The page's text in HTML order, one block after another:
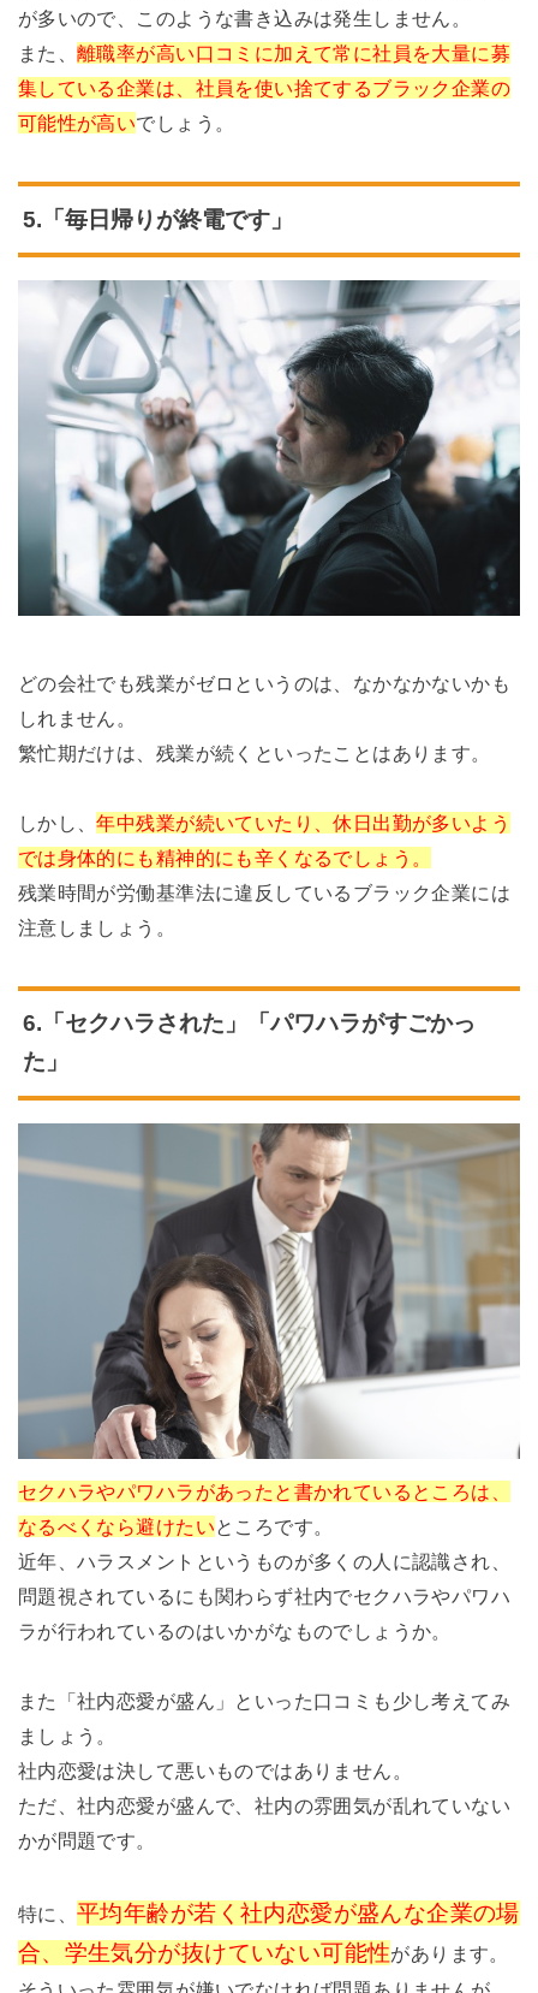
が多いので、このような書き込みは発生しません。
また、離職率が高い口コミに加えて常に社員を大量に募
集している企業は、社員を使い捨てするブラック企業の
可能性が高いでしょう。
5.「毎日帰りが終電です」
どの会社でも残業がゼロというのは、なかなかないかも
しれません。
繁忙期だけは、残業が続くといったことはあります。
しかし、年中残業が続いていたり、休日出勤が多いよう
では身体的にも精神的にも辛くなるでしょう。
残業時間が労働基準法に違反しているブラック企業には
注意しましょう。
6.「セクハラされた」「パワハラがすごかっ
た」
セクハラやパワハラがあったと書かれているところは、
なるべくなら避けたいところです。
近年、ハラスメントというものが多くの人に認識され、
問題視されているにも関わらず社内でセクハラやパワハ
ラが行われているのはいかがなものでしょうか。
また「社内恋愛が盛ん」といった口コミも少し考えてみ
ましょう。
社内恋愛は決して悪いものではありません。
ただ、社内恋愛が盛んで、社内の雰囲気が乱れていない
かが問題です。
特に、平均年齢が若く社内恋愛が盛んな企業の場
合、学生気分が抜けていない可能性があります。